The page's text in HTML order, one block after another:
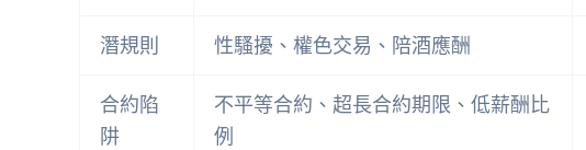
潛規則 性騷擾、權色交易、陪酒應酬
合約陷
阱
不平等合約、超長合約期限、低薪酬比
例